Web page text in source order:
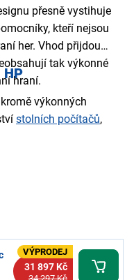
přesně vystihuje
kteří nejsou
her. Vhod přijdou
tak výkonné
hraní.
HP
výkonných
stolních počítačů,
VÝPRODEJ
31 897 Kč